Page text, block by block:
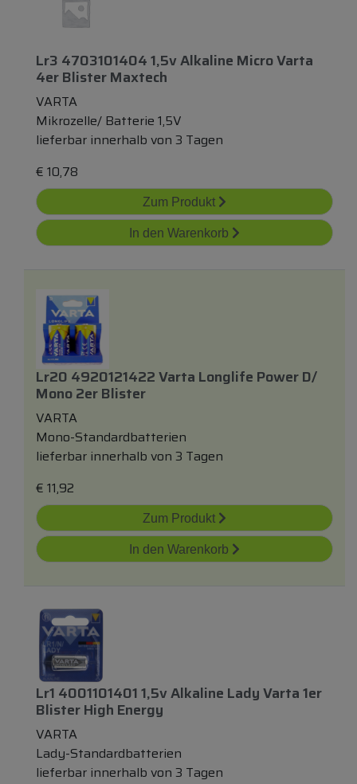
Lr3 4703101404 1,5v Alkaline Micro Varta
4er Blister Maxtech
VARTA
Mikrozelle/ Batterie 1,5V
lieferbar innerhalb von 3 Tagen
€ 10,78
Zum Produkt
In den Warenkorb
Lr20 4920121422 Varta Longlife Power D/
Mono 2er Blister
VARTA
Mono-Standardbatterien
lieferbar innerhalb von 3 Tagen
€ 11,92
Zum Produkt
In den Warenkorb
Lr1 4001101401 1,5v Alkaline Lady Varta 1er
Blister High Energy
VARTA
Lady-Standardbatterien
lieferbar innerhalb von 3 Tagen